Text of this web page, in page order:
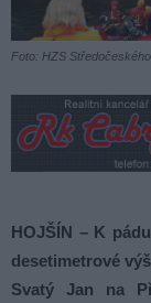
Foto: HZS
HOJŠÍN – K
desetimetrové
Svatý Jan na